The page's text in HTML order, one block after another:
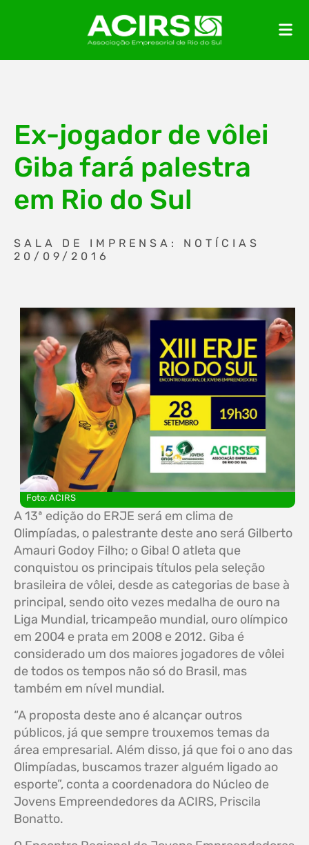
Ex-jogador de vôlei
Giba fará palestra
em Rio do Sul
SALA DE IMPRENSA: NOTÍCIAS
20/09/2016
Foto: ACIRS
A 13ª edição do ERJE será em clima de
Olimpíadas, o palestrante deste ano será Gilberto
Amauri Godoy Filho; o Giba! O atleta que
conquistou os principais títulos pela seleção
brasileira de vôlei, desde as categorias de base à
principal, sendo oito vezes medalha de ouro na
Liga Mundial, tricampeão mundial, ouro olímpico
em 2004 e prata em 2008 e 2012. Giba é
considerado um dos maiores jogadores de vôlei
de todos os tempos não só do Brasil, mas
também em nível mundial.
“A proposta deste ano é alcançar outros
públicos, já que sempre trouxemos temas da
área empresarial. Além disso, já que foi o ano das
Olimpíadas, buscamos trazer alguém ligado ao
esporte”, conta a coordenadora do Núcleo de
Jovens Empreendedores da ACIRS, Priscila
Bonatto.